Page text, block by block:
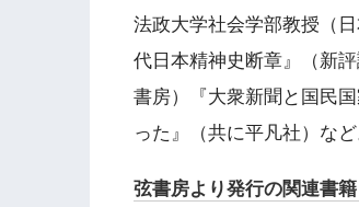
法政大学社会学部教授（
代日本精神史断章』（新
書房）『大衆新聞と国民
った』（共に平凡社）など
弦書房より発行の関連書籍